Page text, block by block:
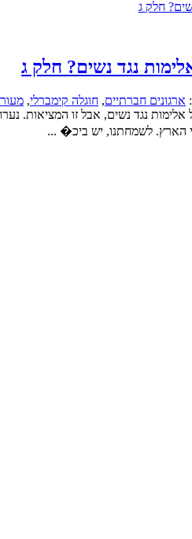
נגד נשים? חלק ג
ארגונים חברתיים, חוגלה קימברלי,
בעיה קשה של אלימות נגד נשים, אבל
הארץ. לשמחתנו, יש ביכ� ...